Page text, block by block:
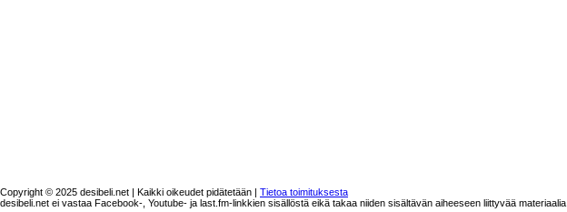
Copyright © 2025 desibeli.net | Kaikki oikeudet pidätetään | Tietoa toimituksesta
desibeli.net ei vastaa Facebook-, Youtube- ja last.fm-linkkien sisällöstä eikä takaa niiden sisältävän aiheeseen liittyvää materiaalia.